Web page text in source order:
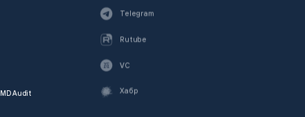
MD Audit
Telegram
Rutube
VC
Хабр